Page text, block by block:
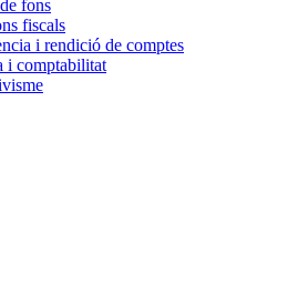
fons
fiscals
i rendició de comptes
i comptabilitat